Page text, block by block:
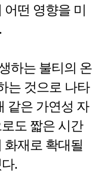
떤 영향을 미
하는 불티의 온
는 것으로 나타
같은 가연성 자
도 짧은 시간
재로 확대될
.